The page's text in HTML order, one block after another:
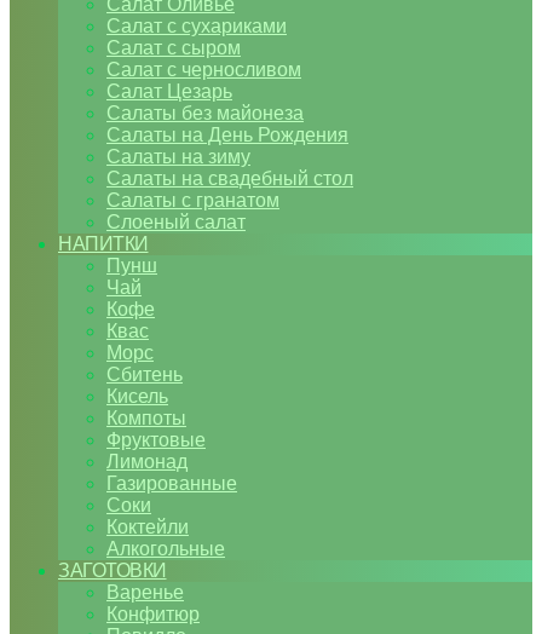
Салат Оливье
Салат с сухариками
Салат с сыром
Салат с черносливом
Салат Цезарь
Салаты без майонеза
Салаты на День Рождения
Салаты на зиму
Салаты на свадебный стол
Салаты с гранатом
Слоеный салат
НАПИТКИ
Пунш
Чай
Кофе
Квас
Морс
Сбитень
Кисель
Компоты
Фруктовые
Лимонад
Газированные
Соки
Коктейли
Алкогольные
ЗАГОТОВКИ
Варенье
Конфитюр